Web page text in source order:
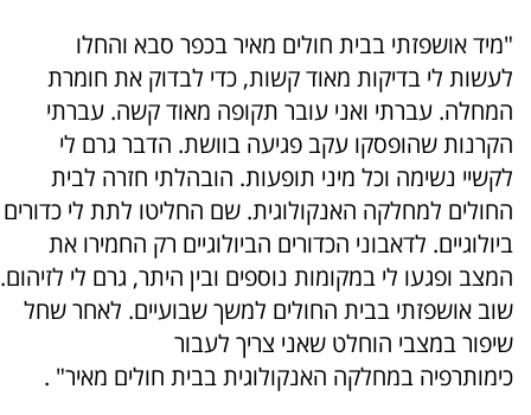
"מיד אושפזתי בבית חולים מאיר בכפר סבא והחלו
לעשות לי בדיקות מאוד קשות, כדי לבדוק את חומרת
המחלה. עברתי ואני עובר תקופה מאוד קשה. עברתי
הקרנות שהופסקו עקב פגיעה בוושת. הדבר גרם לי
לקשיי נשימה וכל מיני תופעות. הובהלתי חזרה לבית
החולים למחלקה האנקולוגית. שם החליטו לתת לי כדורים
ביולוגיים. לדאבוני הכדורים הביולוגיים רק החמירו את
המצב ופגעו לי במקומות נוספים ובין היתר, גרם לי לזיהום.
שוב אושפזתי בבית החולים למשך שבועיים. לאחר שחל
שיפור במצבי הוחלט שאני צריך לעבור
כימותרפיה במחלקה האנקולוגית בבית חולים מאיר" .